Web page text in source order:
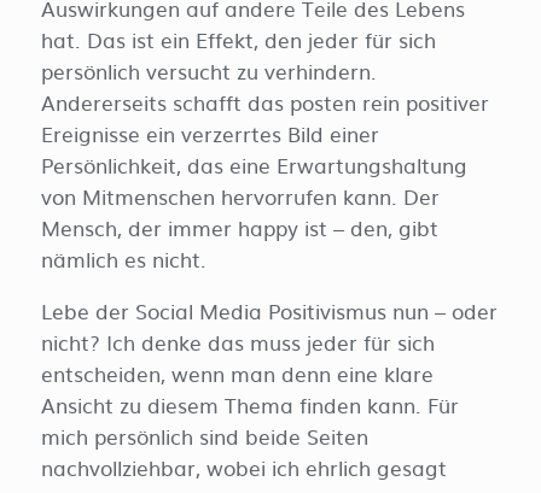
Auswirkungen auf andere Teile des Lebens
hat. Das ist ein Effekt, den jeder für sich
persönlich versucht zu verhindern.
Andererseits schafft das posten rein positiver
Ereignisse ein verzerrtes Bild einer
Persönlichkeit, das eine Erwartungshaltung
von Mitmenschen hervorrufen kann. Der
Mensch, der immer happy ist – den, gibt
nämlich es nicht.
Lebe der Social Media Positivismus nun – oder
nicht? Ich denke das muss jeder für sich
entscheiden, wenn man denn eine klare
Ansicht zu diesem Thema finden kann. Für
mich persönlich sind beide Seiten
nachvollziehbar, wobei ich ehrlich gesagt